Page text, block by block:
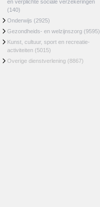
en verplichte sociale verzekeringen
(140)
Onderwijs (2925)
Gezondheids- en welzijnszorg (9595)
Kunst, cultuur, sport en recreatie-
activiteiten (5015)
Overige dienstverlening (8867)